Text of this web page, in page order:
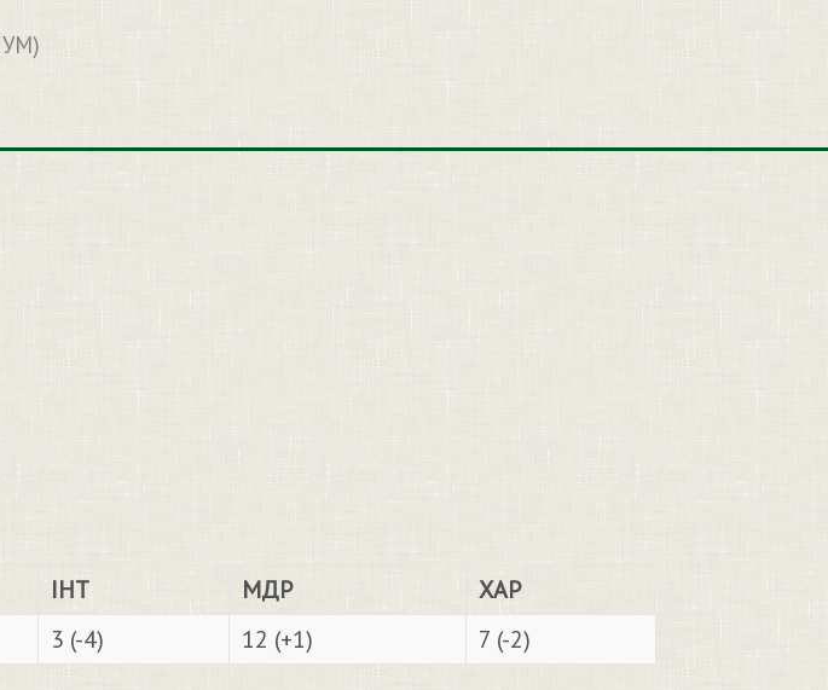
ІНТ МДР
ХАР
3 (-4) 12 (+1) 7 (-2)